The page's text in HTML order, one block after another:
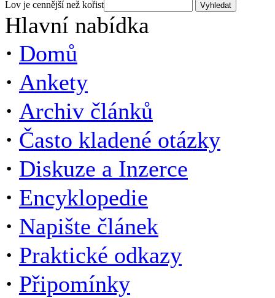
Lov je cennější než kořist
Hlavní nabídka
· Domů
· Ankety
· Archiv článků
· Často kladené otázky
· Diskuze a Inzerce
· Encyklopedie
· Napište článek
· Praktické odkazy
· Připomínky